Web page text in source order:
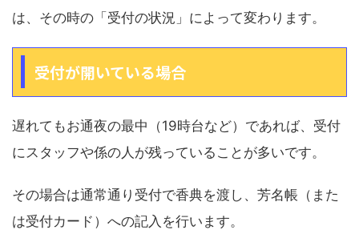
は、その時の「受付の状況」によって変わります。
受付が開いている場合
遅れてもお通夜の最中（19時台など）であれば、受付
にスタッフや係の人が残っていることが多いです。
その場合は通常通り受付で香典を渡し、芳名帳（また
は受付カード）への記入を行います。